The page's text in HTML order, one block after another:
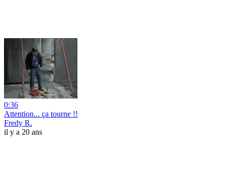
0:36
Attention... ça tourne !!
Fredy R.
il y a 20 ans